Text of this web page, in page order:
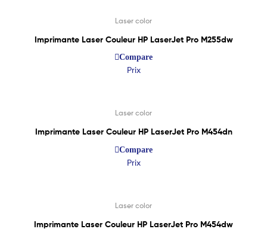
Laser color
Imprimante Laser Couleur HP LaserJet Pro M255dw
Compare
Prix
Laser color
Imprimante Laser Couleur HP LaserJet Pro M454dn
Compare
Prix
Laser color
Imprimante Laser Couleur HP LaserJet Pro M454dw